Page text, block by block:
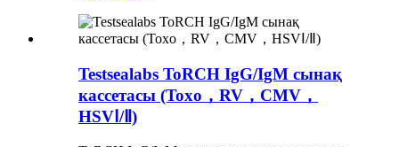
Testsealabs ToRCH IgG/IgM сынақ
кассетасы (Toxo，RV，CMV，
HSVⅠ/Ⅱ)